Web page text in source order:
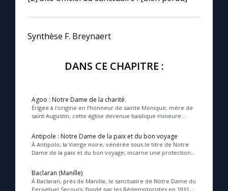
Synthèse F. Breynaert
DANS CE CHAPITRE :
Agoo : Notre Dame de la charité.
Érigée à l’origine en l’honneur de sainte Monique, mère de
saint Augustin, cette église devenue basilique mineure
Antipole : Notre Dame de la paix et du bon voyage
À Antipolo, la Vierge noire, vénérée sous le titre de Notre
Dame de la paix et du bon voyage, incarne une protection
Baclaran (Manille)
À Baclaran, près de Manille, le sanctuaire de Notre Dame du
Perpétuel Secours, fondé par les Rédemptoristes en 1931,